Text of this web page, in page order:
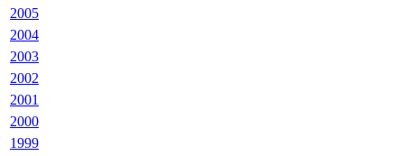
2005
2004
2003
2002
2001
2000
1999